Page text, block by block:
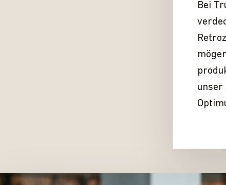
Bei
unser